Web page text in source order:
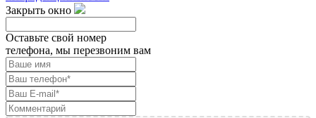
Закрыть окно
Оставьте свой номер
телефона, мы перезвоним вам